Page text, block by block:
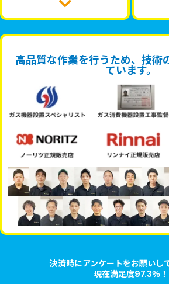
高品質な作業を行うため、技術
ています。
決済時にアンケートをお願いし
現在満足度97.3％！